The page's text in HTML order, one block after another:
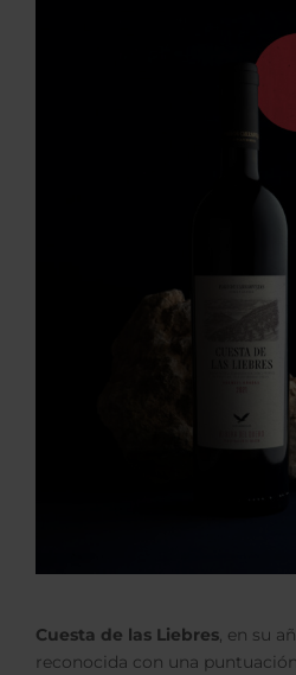
Cuesta de las Liebres, en su
reconocida con una